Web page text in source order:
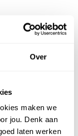
Over
maken we
jou. Denk aan
laten werken